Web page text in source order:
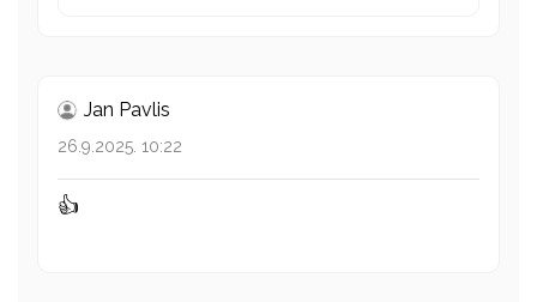
Jan Pavlis
26.9.2025. 10:22
👍